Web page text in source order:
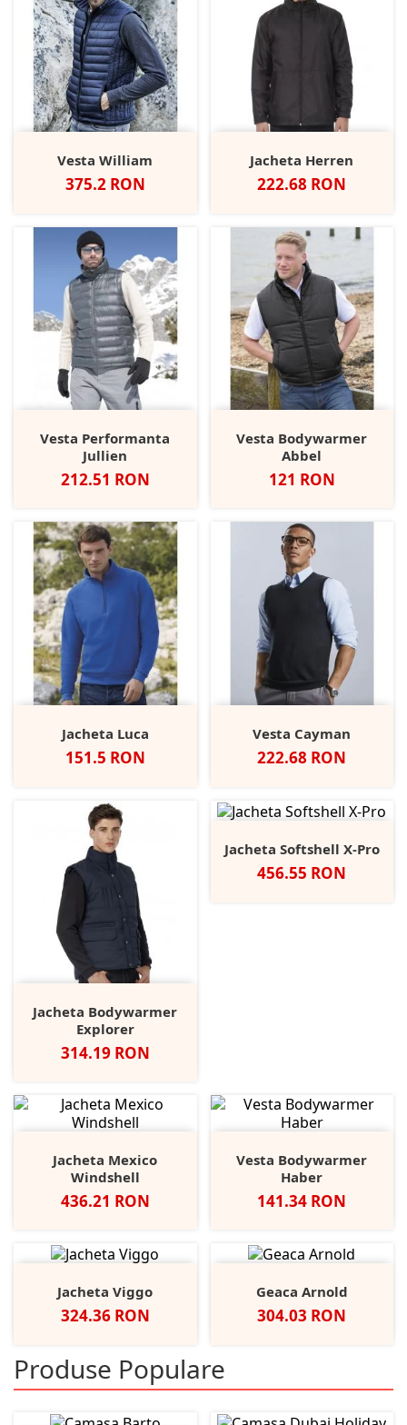
Vesta William
Pret
375.2 RON
Jacheta Herren
Pret
222.68 RON
Vesta Performanta
Jullien
Pret
212.51 RON
Vesta Bodywarmer
Abbel
Pret
121 RON
Jacheta Luca
Pret
151.5 RON
Vesta Cayman
Pret
222.68 RON
Jacheta Bodywarmer
Explorer
Pret
314.19 RON
Jacheta Softshell X-Pro
Pret
456.55 RON
Jacheta Mexico
Windshell
Pret
436.21 RON
Vesta Bodywarmer
Haber
Pret
141.34 RON
Jacheta Viggo
Pret
324.36 RON
Geaca Arnold
Pret
304.03 RON
Produse Populare